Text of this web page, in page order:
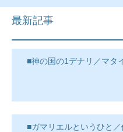
最新記事
■神の国の1デナリ／マタ
■ガマリエルというひと／